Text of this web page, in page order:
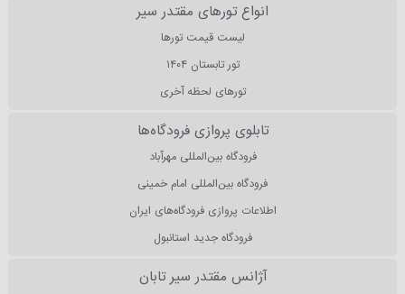
انواع تورهای مقتدر سیر
لیست قیمت تورها
تور تابستان ۱۴۰۴
تورهای لحظه آخری
تابلوی پروازی فرودگاه‌ها
فرودگاه بین‌المللی مهرآباد
فرودگاه بین‌المللی امام خمینی
اطلاعات پروازی فرودگاه‌های ایران
فرودگاه جدید استانبول
آژانس مقتدر سیر تابان